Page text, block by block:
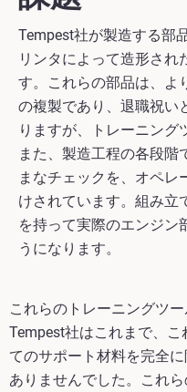
Tempest社が製造する部
リンタによって造形され
す。これらの部品は、よ
の複製であり、退職祝い
りますが、トレーニング
また、製造工程の各段階
まなチェックを、オペレ
けされています。組み立
を持って実際のエンジン
うになります。
これらのトレーニングツ
Tempest社はこれまで、
てのサポート材料を完全
ありませんでした。これ